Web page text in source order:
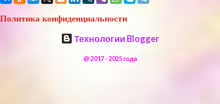
Политика конфиденциальности
Технологии Blogger
@ 2017 - 2025 года